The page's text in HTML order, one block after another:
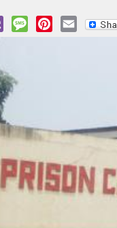
Viber MessagePinterest
Email